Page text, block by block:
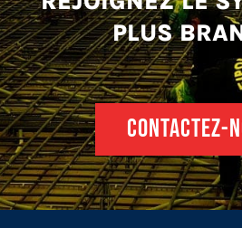
PLUS
CONTACTEZ-